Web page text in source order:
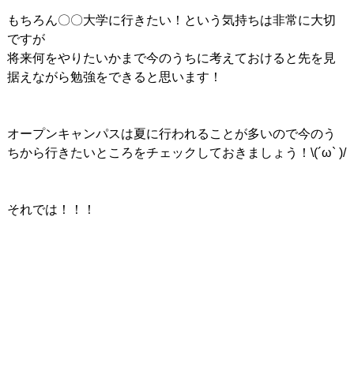
もちろん〇〇大学に行きたい！という気持ちは非常に大切
ですが
将来何をやりたいかまで今のうちに考えておけると先を見
据えながら勉強をできると思います！
オープンキャンパスは夏に行われることが多いので今のう
ちから行きたいところをチェックしておきましょう！\(´ω` )/
それでは！！！